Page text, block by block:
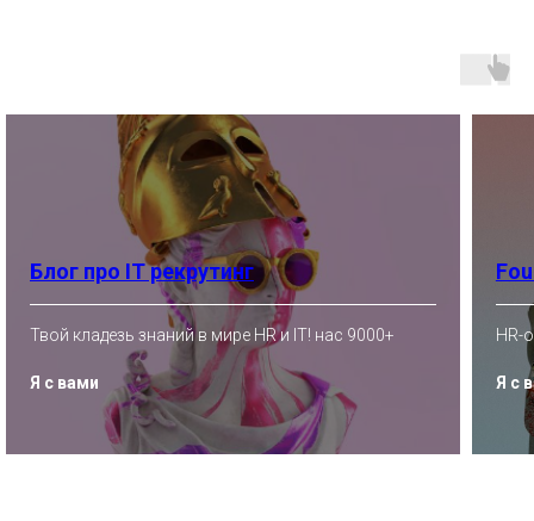
Блог про IT рекрутинг
Твой кладезь знаний в мире HR и IT! нас 9000+
Я с вами
HR-
Я с